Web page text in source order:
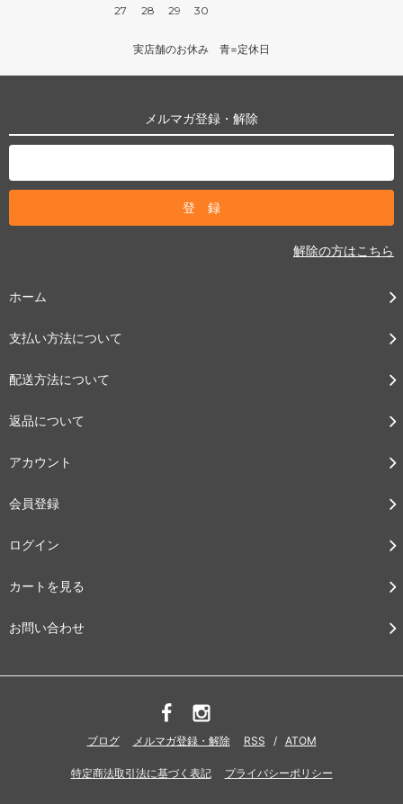
27
28 29 30
実店舗のお休み 青=定休日
メルマガ登録・解除
解除の方はこちら
ホーム
支払い方法について
配送方法について
返品について
アカウント
会員登録
ログイン
カートを見る
お問い合わせ
ブログ メルマガ登録・解除 RSS / ATOM
特定商法取引法に基づく表記 プライバシーポリシー